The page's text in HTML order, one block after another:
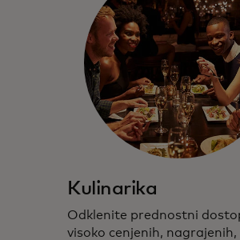
Kulinarika
Odklenite prednostni
visoko cenjenih, nagrajenih,